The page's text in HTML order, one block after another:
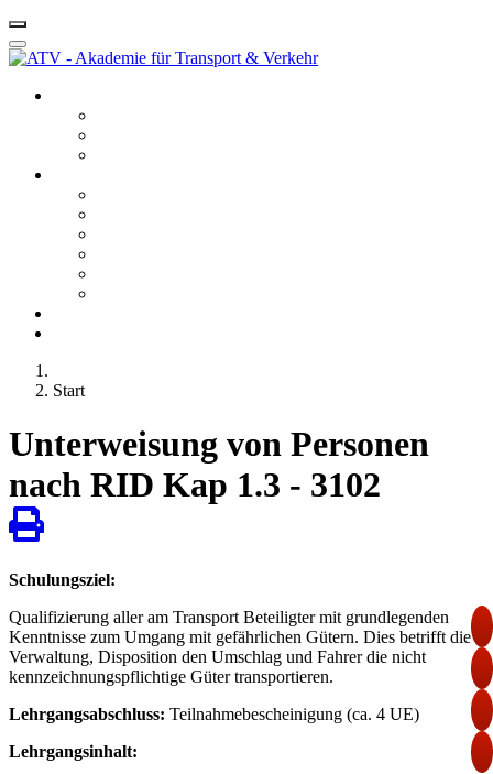
Start
Unterweisung von Personen
nach RID Kap 1.3 - 3102
Schulungsziel:
Qualifizierung aller am Transport Beteiligter mit grundlegenden
Kenntnisse zum Umgang mit gefährlichen Gütern. Dies betrifft die
Verwaltung, Disposition den Umschlag und Fahrer die nicht
kennzeichnungspflichtige Güter transportieren.
Lehrgangsabschluss: Teilnahmebescheinigung (ca. 4 UE)
Lehrgangsinhalt: